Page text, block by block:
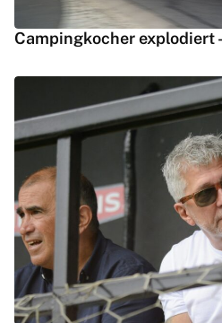
Campingkocher explodiert